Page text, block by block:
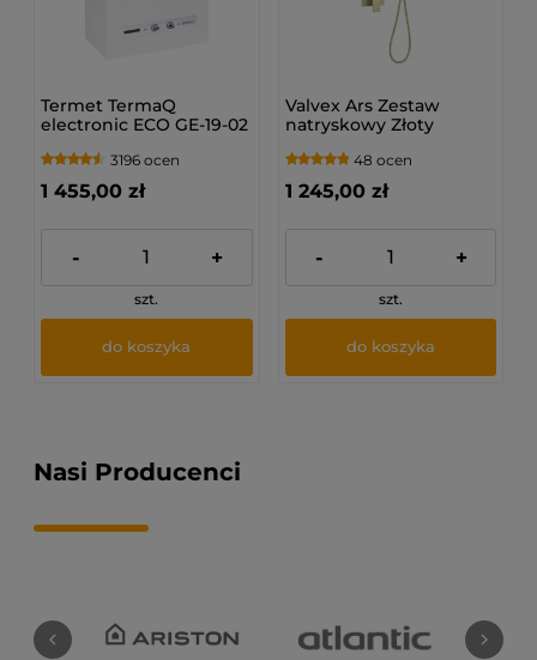
Termet TermaQ
electronic ECO GE-19-02
Gazowy podgrzewacz
wody
WGE3723000000/PL1X
3196 ocen
1 455,00 zł
- +
szt.
do koszyka
Valvex Ars Zestaw
natryskowy Złoty
48 ocen
1 245,00 zł
- +
szt.
do koszyka
Nasi Producenci